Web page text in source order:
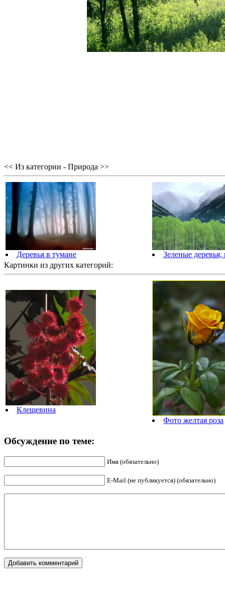
<< Из категории - Природа >>
Деревья в тумане
Зеленые деревья,
Картинки из других категорий:
Клещевина
Фото желтая роза
Обсуждение по теме:
Имя (обязательно)
E-Mail (не публикуется) (обязательно)